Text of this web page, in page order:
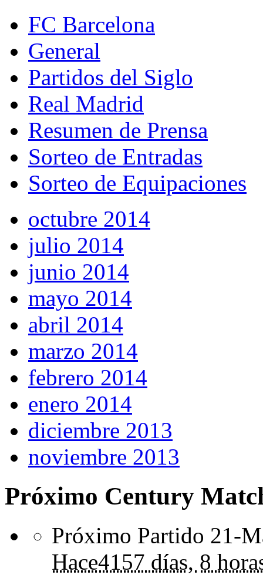
FC Barcelona
General
Partidos del Siglo
Real Madrid
Resumen de Prensa
Sorteo de Entradas
Sorteo de Equipaciones
octubre 2014
julio 2014
junio 2014
mayo 2014
abril 2014
marzo 2014
febrero 2014
enero 2014
diciembre 2013
noviembre 2013
Próximo Century
Próximo Partido 21-
Hace4157 días, 8